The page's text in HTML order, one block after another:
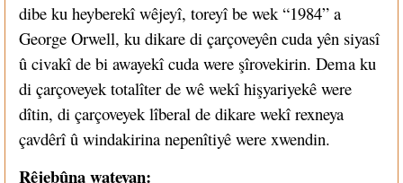
dibe ku heyberekî wêjeyî, toreyî be wek “1984” a
George Orwell, ku dikare di çarçoveyên cuda yên siyasî
û civakî de bi awayekî cuda were şîrovekirin. Dema ku
di çarçoveyek totalîter de wê wekî hişyariyekê were
dîtin, di çarçoveyek lîberal de dikare wekî rexneya
çavdêrî û windakirina nepenîtiyê were xwendin.
Rêjebûna wateyan: